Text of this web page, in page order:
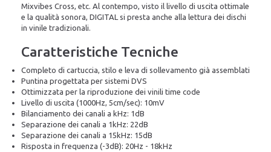
Mixvibes Cross, etc. Al contempo, visto il livello di uscita ottimale
e la qualità sonora, DIGITAL si presta anche alla lettura dei dischi
in vinile tradizionali.
Caratteristiche Tecniche
Completo di cartuccia, stilo e leva di sollevamento già assemblati
Puntina progettata per sistemi DVS
Ottimizzata per la riproduzione dei vinili time code
Livello di uscita (1000Hz, 5cm/sec): 10mV
Bilanciamento dei canali a kHz: 1dB
Separazione dei canali a 1kHz: 22dB
Separazione dei canali a 15kHz: 15dB
Risposta in frequenza (-3dB): 20Hz - 18kHz